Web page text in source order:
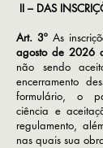
II – DAS
Art. 3ºAs
agosto de 2026
não sendo
encerramento
formulário, o
ciência e
regulamento,
nas quais sua